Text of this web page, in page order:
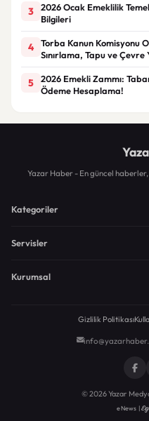
3
2026 Ocak Emeklilik
Bilgileri
4
Torba Kanun Komisyonu
Sınırlama, Tapu ve
5
2026 Emekli Zammı:
Ödeme Hesaplama!
Yazar Haber - En güncel
Kategoriler
Servisler
Kurumsal
Gizlilik Politikası
© 2026 Yazar
eNews |